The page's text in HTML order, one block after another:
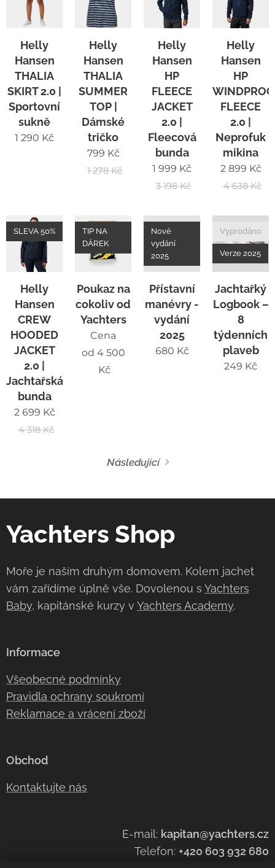
Helly
Hansen
THALIA
SKIRT 2.0 |
Sportovní
sukně
1 290 Kč
Helly
Hansen
THALIA
SUMMER
TOP |
Dámské
tričko
799 Kč
1 278Kč
Helly
Hansen
HP
FLEECE
JACKET
2.0 |
Fleecová
bunda
1 999 Kč
3 198Kč
Helly
Hansen
HP
FLEECE
2.0 |
Neprofuk
mikina
2 899 Kč
4 638Kč
Helly
Hansen
CREW
HOODED
JACKET
2.0 |
Jachtařská
bunda
SLEVA 50%
2 699 Kč
4 318Kč
Poukaz na
cokoliv od
Yachters
TIP NA
DÁREK
Cena
od 4 500
Kč
Přístavní
manévry -
vydání
2025
Nové
vydání
2025
680 Kč
Jachtařký
Logbook –
8
týdenních
plaveb
Vyprodáno
Verze 2025
249 Kč
Následující
Yachters Shop
Moře je naším druhým domovem. Kolem jachet
vám zařídíme úplně vše. Dovolenou s Yachters
Baby, kapitánské kurzy v Yachters Academy.
Informace
Všeobecné podmínky
Pravidla ochrany soukromí
Reklamace a vrácení zboží
Obchod
Kontaktujte nás
E-mail: kapitan@yachters.cz
Telefon: +420 603 932 680